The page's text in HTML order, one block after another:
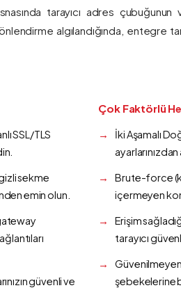
tarayıcı adres
algılandığında, entegre
SSL/TLS
sekme
emin olun.
güvenli ve
Çok Faktörlü
İki Aşamalı
Brute-force
içermeyen
Erişim
tarayıcı
şebekelerine